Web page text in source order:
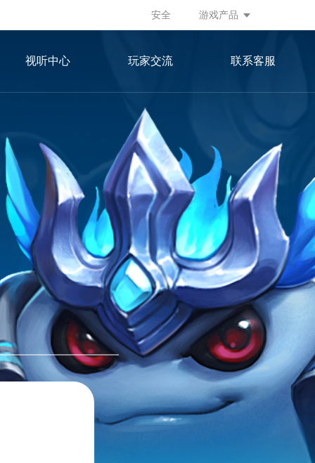
安全 游戏产品
视听中心 玩家交流 联系客服
游戏画册
微信公众号
官方微博
官方微信群